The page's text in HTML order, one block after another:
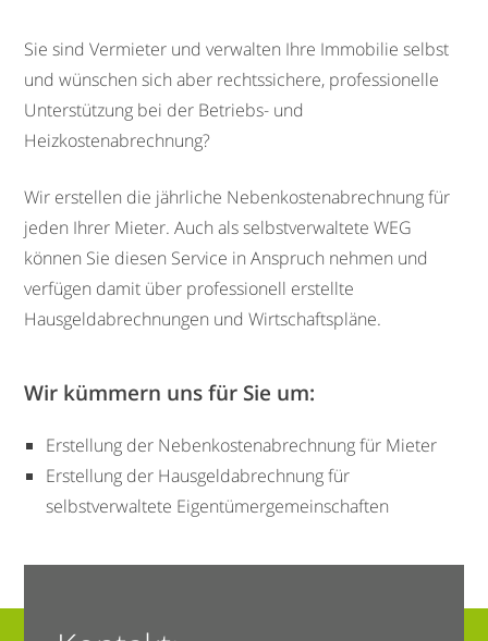
Sie sind Vermieter und verwalten Ihre Immobilie selbst
und wünschen sich aber rechtssichere, professionelle
Unterstützung bei der Betriebs- und
Heizkostenabrechnung?
Wir erstellen die jährliche Nebenkostenabrechnung für
jeden Ihrer Mieter. Auch als selbstverwaltete WEG
können Sie diesen Service in Anspruch nehmen und
verfügen damit über professionell erstellte
Hausgeldabrechnungen und Wirtschaftspläne.
Wir kümmern uns für Sie um:
Erstellung der Nebenkostenabrechnung für Mieter
Erstellung der Hausgeldabrechnung für
selbstverwaltete Eigentümergemeinschaften